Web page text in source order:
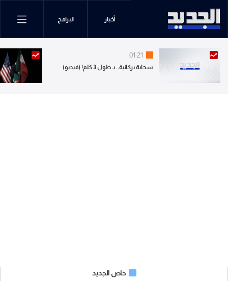
أخبار البرامج
01:21
سحابة بركانية.. بـ طول 3 كلم! (فيديو)
خاص الجديد